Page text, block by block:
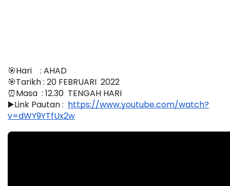
🎯Hari    : AHAD
🎯Tarikh : 20 FEBRUARI  2022
⏰Masa  : 12.30  TENGAH HARI
▶️Link Pautan : https://www.youtube.com/watch?
v=dWY9YTfUx2w